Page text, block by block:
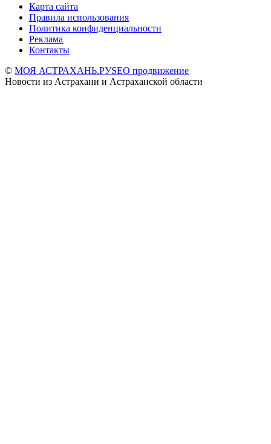
Карта сайта
Правила использования
Политика конфиденциальности
Реклама
Контакты
© МОЯ АСТРАХАНЬ.РУSEO продвижение
Новости из Астрахани и Астраханской области